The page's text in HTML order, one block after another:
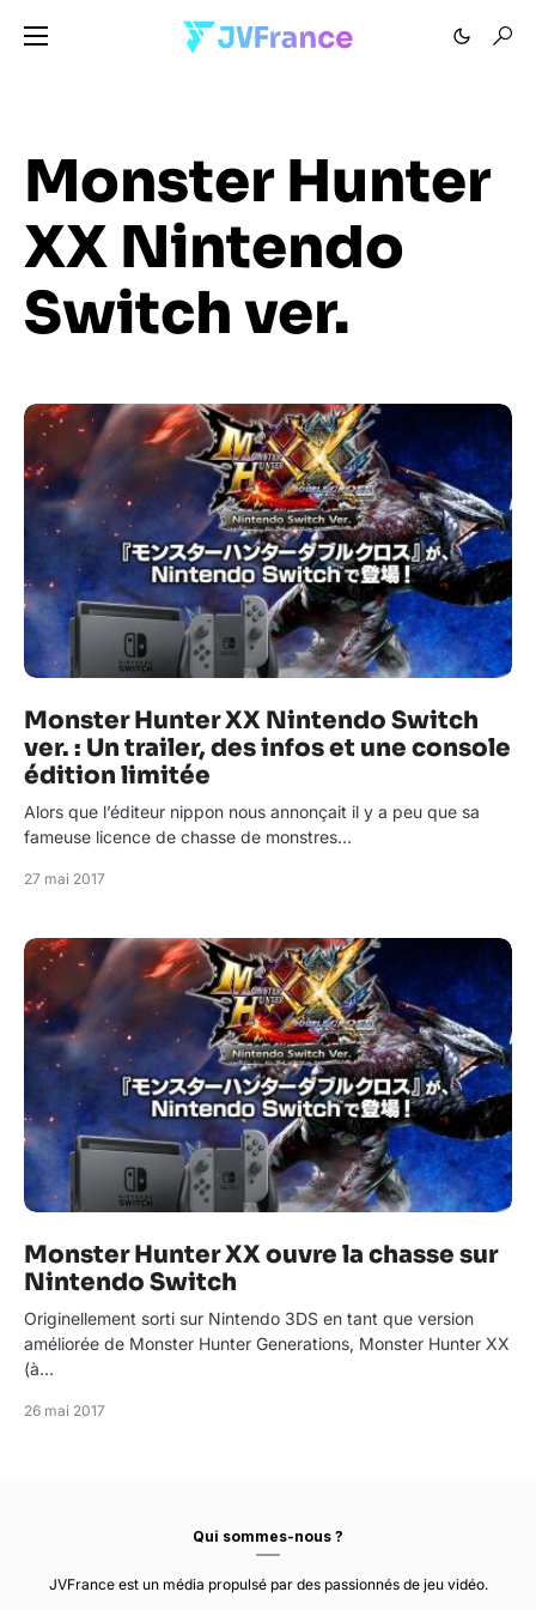
Monster Hunter
XX Nintendo
Switch ver.
Monster Hunter XX Nintendo Switch
ver. : Un trailer, des infos et une console
édition limitée
Alors que l’éditeur nippon nous annonçait il y a peu que sa
fameuse licence de chasse de monstres…
27 mai 2017
Monster Hunter XX ouvre la chasse sur
Nintendo Switch
Originellement sorti sur Nintendo 3DS en tant que version
améliorée de Monster Hunter Generations, Monster Hunter XX
(à…
26 mai 2017
Qui sommes-nous ?
JVFrance est un média propulsé par des passionnés de jeu vidéo.